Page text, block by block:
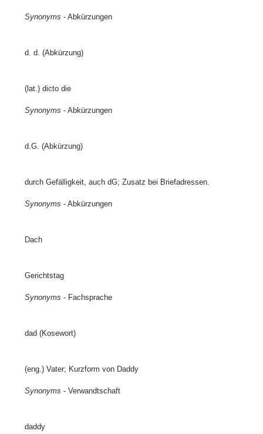
Synonyms - Abkürzungen
d. d. (Abkürzung)
(lat.) dicto die
Synonyms - Abkürzungen
d.G. (Abkürzung)
durch Gefälligkeit, auch dG; Zusatz bei Briefadressen.
Synonyms - Abkürzungen
Dach
Gerichtstag
Synonyms - Fachsprache
dad (Kosewort)
(eng.) Vater; Kurzform von Daddy
Synonyms - Verwandtschaft
daddy